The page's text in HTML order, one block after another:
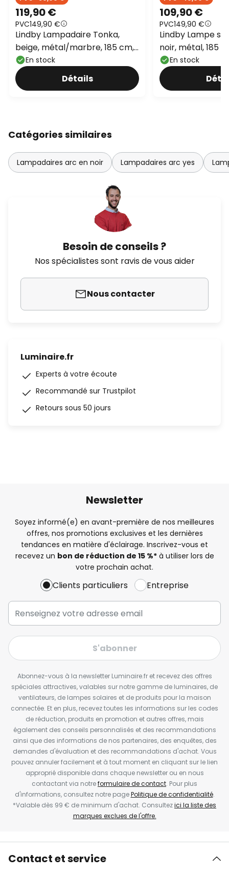
119,90 €
PVC149,90 €
Lindby Lampadaire Tonka,
beige, métal/marbre, 185 cm,
E27En stock
Détails
109,90 €
PVC149,90 €
Lindby Lampe
noir, métal, 185
En stock
Catégories similaires
Lampadaires arc en noir Lampadaires arc yes
Besoin de conseils ?
Nos spécialistes sont ravis de vous aider
Nous contacter
Luminaire.fr
Experts à votre écoute
Recommandé sur Trustpilot
Retours sous 50 jours
Newsletter
Soyez informé(e) en avant-première de nos meilleures
offres, nos promotions exclusives et les dernières
tendances en matière d'éclairage. Inscrivez-vous et
recevez un bon de réduction de 15 %*à utiliser lors de
votre prochain achat.
Clients particuliers Entreprise
S'abonner
Abonnez-vous à la newsletter Luminaire.fr et recevez des offres
spéciales attractives, valables sur notre gamme de luminaires, de
ventilateurs, de lampes solaires et de produits pour la maison
connectée. Et en plus, recevez toutes les informations sur les codes
de réduction, produits en promotion et autres offres, mais
également des conseils personnalisés et des recommandations
ainsi que des informations de nos partenaires, des enquêtes, des
demandes d'évaluation et des recommandations d'achat. Vous
pouvez annuler facilement et à tout moment en cliquant sur le lien
approprié disponible dans chaque newsletter ou en nous
contactant via notreformulaire de contact. Pour plus
d'informations, consultez notre pagePolitique de confidentialité.
*Valable dès 99 € de minimum d'achat. Consultezici la liste des
marques exclues de l'offre.
Contact et service